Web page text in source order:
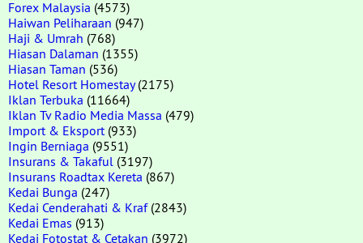
Forex Malaysia (4573)
Haiwan Peliharaan (947)
Haji & Umrah (768)
Hiasan Dalaman (1355)
Hiasan Taman (536)
Hotel Resort Homestay(2175)
Iklan Terbuka (11664)
Iklan Tv Radio Media Massa (479)
Import & Eksport (933)
Ingin Berniaga (9551)
Insurans & Takaful (3197)
Insurans Roadtax Kereta (867)
Kedai Bunga (247)
Kedai Cenderahati & Kraf(2843)
Kedai Emas (913)
Kedai Fotostat & Cetakan (3972)